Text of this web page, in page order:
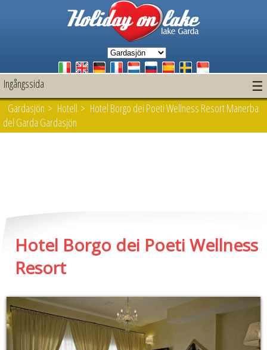
Ingångssida ☰
Gardasjön > Hotell > Hotel Borgo dei Poeti Wellness Resort Manerba
del Garda Gardasjön
Hotel Borgo dei Poeti Wellness
Resort